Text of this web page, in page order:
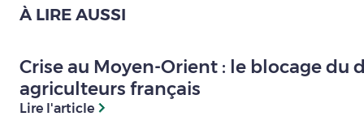
À LIRE AUSSI
Crise au Moyen-Orient : le blocage
agriculteurs français
Lire l'article